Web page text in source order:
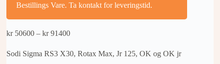
Bestillings Vare. Ta kontakt for leveringstid.
kr50600 – kr91400Prisområde:
til
kr 91400
Sodi Sigma RS3 X30, Rotax Max, Jr 125, OK og OK jr